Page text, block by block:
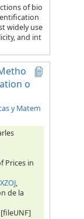
of bio
widely use
and int
o
y Matem
Prices in
,
de la